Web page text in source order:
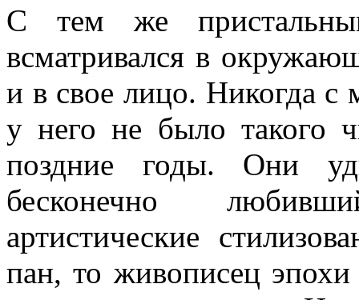
С тем же
всматривался в
и в свое лицо. Никогда с
у него не было такого
поздние годы. Они
бесконечно
артистические
пан, то живописец эпохи